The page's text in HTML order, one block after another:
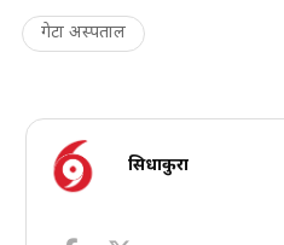
गेटा अस्पताल
सिधाकुरा